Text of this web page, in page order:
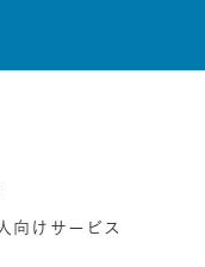
向けサービス